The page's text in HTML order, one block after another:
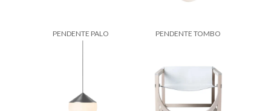
PENDENTE PALO PENDENTE TOMBO